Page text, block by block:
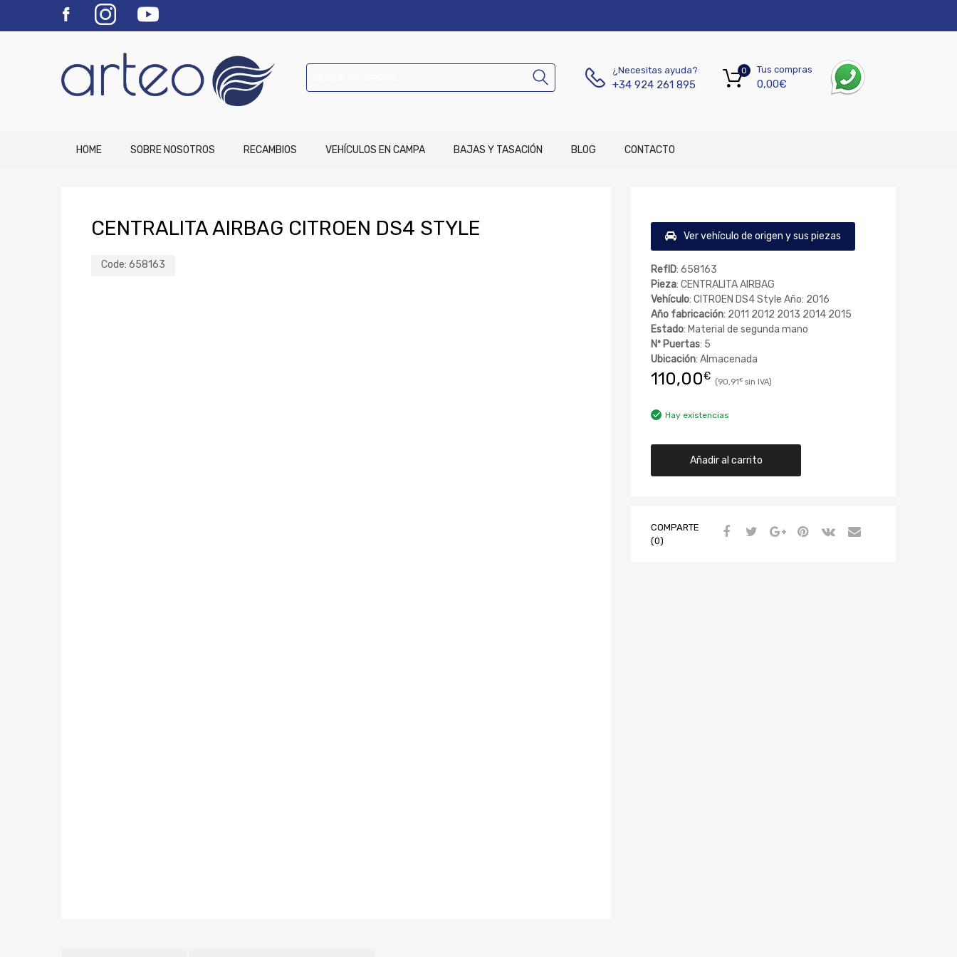
¿Necesitas ayuda?
+34 924 261 895
Tus compras
0,00€
0
HOME SOBRE NOSOTROS RECAMBIOS VEHÍCULOS EN CAMPA BAJAS Y TASACIÓN BLOG CONTACTO
CENTRALITA AIRBAG CITROEN DS4 STYLE
Code: 658163
Ver vehículo de origen y sus piezas
RefID: 658163
Pieza: CENTRALITA AIRBAG
Vehículo: CITROEN DS4 Style Año: 2016
Año fabricación: 2011 2012 2013 2014 2015
Estado: Material de segunda mano
Nº Puertas: 5
Ubicación: Almacenada
110,00€ 90,91 €
Hay existencias
Añadir al carrito
COMPARTE
(0)